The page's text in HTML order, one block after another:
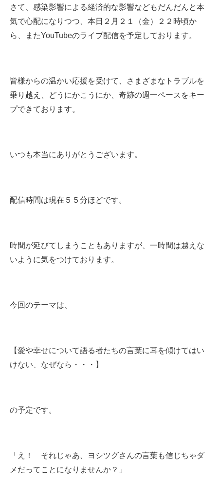
さて、感染影響による経済的な影響などもだんだんと本
気で心配になりつつ、本日２月２１（金）２２時頃か
ら、またYouTubeのライブ配信を予定しております。
皆様からの温かい応援を受けて、さまざまなトラブルを
乗り越え、どうにかこうにか、奇跡の週一ペースをキー
プできております。
いつも本当にありがとうございます。
配信時間は現在５５分ほどです。
時間が延びてしまうこともありますが、一時間は越えな
いように気をつけております。
今回のテーマは、
【愛や幸せについて語る者たちの言葉に耳を傾けてはい
けない、なぜなら・・・】
の予定です。
「え！ それじゃあ、ヨシツグさんの言葉も信じちゃダ
メだってことになりませんか？」